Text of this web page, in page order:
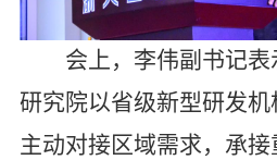
会上，李伟副书记
研究院以省级新型研发
主动对接区域需求，承